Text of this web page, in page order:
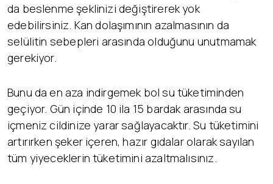
da beslenme şeklinizi değiştirerek yok
edebilirsiniz. Kan dolaşımının azalmasının da
selülitin sebepleri arasında olduğunu unutmamak
gerekiyor.
Bunu da en aza indirgemek bol su tüketiminden
geçiyor. Gün içinde 10 ila 15 bardak arasında su
içmeniz cildinize yarar sağlayacaktır. Su tüketimini
artırırken şeker içeren, hazır gıdalar olarak sayılan
tüm yiyeceklerin tüketimini azaltmalısınız.